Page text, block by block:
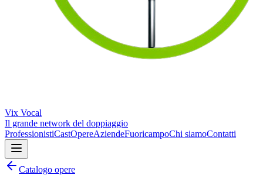
Vix Vocal
Il grande network del doppiaggio
ProfessionistiCastOpereAziendeFuoricampoChi siamoContatti
Catalogo opere